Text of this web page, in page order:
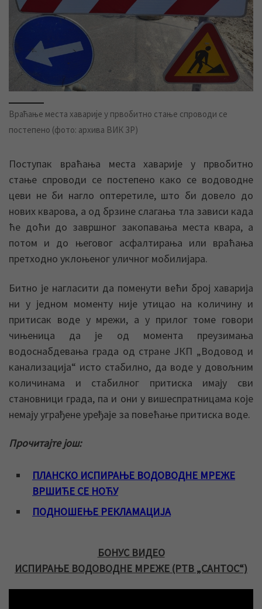
Враћање места хаварије у првобитно стање спроводи се
постепено (фото: архива ВИК ЗР)
Поступак враћања места хаварије у првобитно
стање спроводи се постепено како се водоводне
цеви не би нагло оптеретиле, што би довело до
нових кварова, а од брзине слагања тла зависи када
ће доћи до завршног закопавања места квара, а
потом и до његовог асфалтирања или враћања
претходно уклоњеног уличног мобилијара.
Битно је нагласити да поменути већи број хаварија
ни у једном моменту није утицао на количину и
притисак воде у мрежи, а у прилог томе говори
чињеница да је од момента преузимања
водоснабдевања града од стране ЈКП „Водовод и
канализација“ исто стабилно, да воде у довољним
количинама и стабилног притиска имају сви
становници града, па и они у вишеспратницама које
немају уграђене уређаје за повећање притиска воде.
Прочитајте још:
ПЛАНСКО ИСПИРАЊЕ ВОДОВОДНЕ МРЕЖЕ
ВРШИЋЕ СЕ НОЋУ
ПОДНОШЕЊЕ РЕКЛАМАЦИЈА
БОНУС ВИДЕО
ИСПИРАЊЕ ВОДОВОДНЕ МРЕЖЕ (РТВ „САНТОС“)